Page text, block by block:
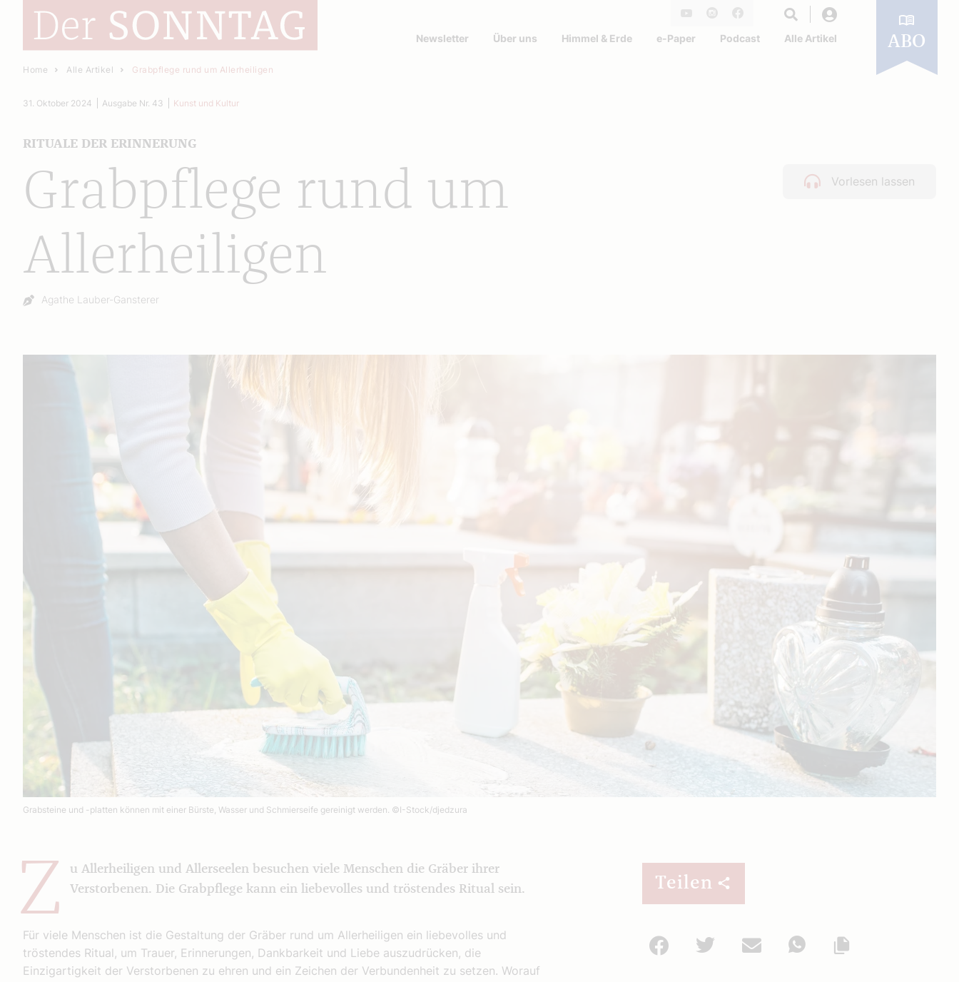
Facebook
Newsletter Über uns Himmel & Erde e-Paper Podcast Alle Artikel ABO
Home Alle Artikel Grabpflege rund um Allerheiligen
Vorlesen lassen
Grabpflege rund um
Allerheiligen
RITUALE DER ERINNERUNG
31. Oktober 2024 Ausgabe Nr. 43 Kunst und Kultur
Autor:
Agathe Lauber-Gansterer
Grabsteine und -platten können mit einer Bürste, Wasser und Schmierseife gereinigt werden. ©I-Stock/djedzura
Z
u Allerheiligen und Allerseelen besuchen viele Menschen die Gräber ihrer
Verstorbenen. Die Grabpflege kann ein liebevolles und tröstendes Ritual sein.
Für viele Menschen ist die Gestaltung der Gräber rund um Allerheiligen ein liebevolles und
tröstendes Ritual, um Trauer, Erinnerungen, Dankbarkeit und Liebe auszudrücken, die
Einzigartigkeit der Verstorbenen zu ehren und ein Zeichen der Verbundenheit zu setzen. Worauf
Teilen
Facebook
Twitter Mail
WhatsApp